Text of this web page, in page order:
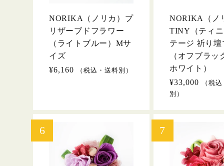
NORIKA（ノリカ）プ
リザーブドフラワー
（ライトブルー）Mサ
イズ
通
¥6,160 （税込・送料別）
NORIKA（ノ
TINY（ティ
テージ 祈り壇
（オフブラッ
ホワイト）
通
常
格
¥33,000
（税
別）